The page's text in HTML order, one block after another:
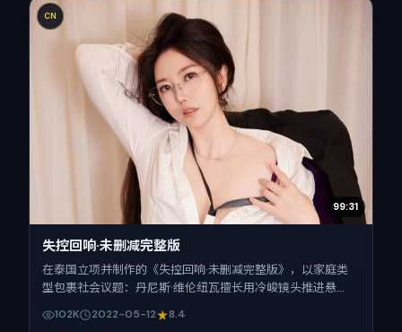
CN
99:31
失控回响·未删减完整版
在泰国立项并制作的《失控回响·未删减完整版》，以家庭类
型包裹社会议题：丹尼斯·维伦纽瓦擅长用冷峻镜头推进悬
看点之一。上映时间：2022-05-12；片长110分钟；适合关注
102K 2022-05-12 8.4